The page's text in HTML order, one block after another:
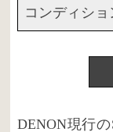
コンディショ
DENON現行